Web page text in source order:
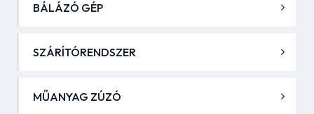
BÁLÁZÓ GÉP
SZÁRÍTÓRENDSZER
MŰANYAG ZÚZÓ